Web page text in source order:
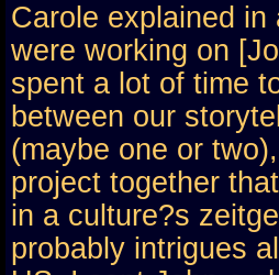
Carole explained
were working on
spent a lot of time
between our
(maybe one or
project together
in a culture?s
probably intrigues